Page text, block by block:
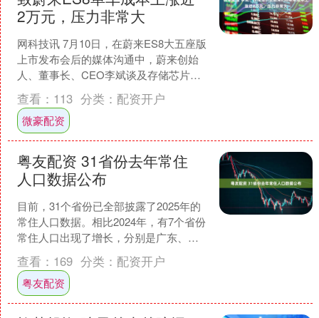
2万元，压力非常大
网科技讯 7月10日，在蔚来ES8大五座版
上市发布会后的媒体沟通中，蔚来创始
人、董事长、CEO李斌谈及存储芯片涨
价对成本的影响时表示，受原材料涨价
影响，蔚来ES....
查看： 113 分类： 配资开户
微豪配资
粤友配资 31省份去年常住
人口数据公布
目前，31个省份已全部披露了2025年的
常住人口数据。相比2024年，有7个省份
常住人口出现了增长，分别是广东、浙
江、新疆、海南、上海、西藏和宁夏。
其中，广东新....
查看： 169 分类： 配资开户
粤友配资